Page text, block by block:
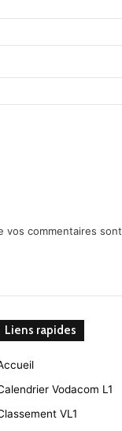
vos commentaires sont
Liens rapides
Vodacom L1
VL1